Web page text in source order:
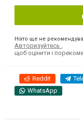
Ніхто ще не
Авторизуйтесь
щоб оцінити і
Reddit
WhatsApp